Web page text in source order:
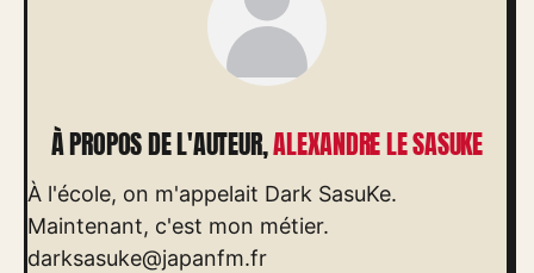
À PROPOS DE L'AUTEUR,ALEXANDRE LE SASUKE
À l'école, on m'appelait Dark SasuKe.
Maintenant, c'est mon métier.
darksasuke@japanfm.fr